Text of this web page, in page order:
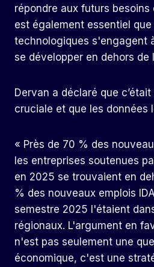
répondre aux futurs besoins
est également essentiel
technologiques s'engagent
se développer en dehors de
Dervan a déclaré que
cruciale et que les données
« Près de 70 % des
les entreprises soutenues
en 2025 se trouvaient en
% des nouveaux emplois
semestre 2025 l'étaient
régionaux. L'argument en
n'est pas seulement une
économique, c'est une